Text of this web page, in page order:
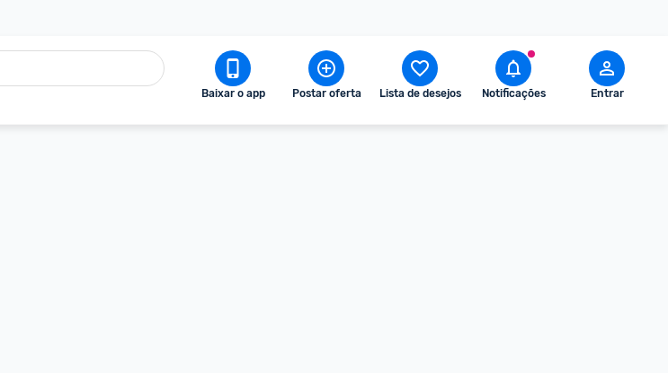
Baixar o app Postar oferta Lista de desejos Notificações Entrar